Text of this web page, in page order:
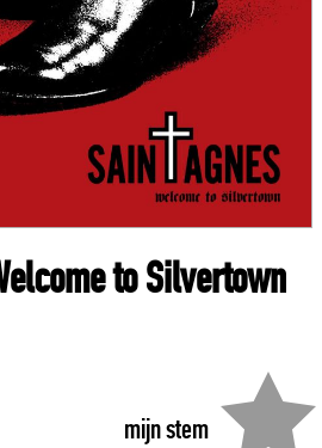
to Silvertown
mijn stem